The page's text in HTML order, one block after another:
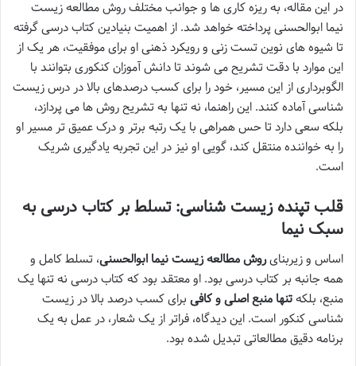
در این مقاله، به ریزه کاری ها و جوانب مختلف روش مطالعه زیست
نیما ابوالحسنی پرداخته خواهد شد. از اهمیت بنیادین کتاب درسی گرفته
تا شیوه های نوین تست زنی و رویکرد ذهنی او برای موفقیت، هر یک از
این موارد با دقت تشریح می شوند تا دانش آموزان کنکوری بتوانند با
الگوبرداری از این مسیر، خود را برای کسب درصدهای بالا در درس زیست
شناسی آماده کنند. این راهنما، نه تنها به تشریح روش ها می پردازد،
بلکه سعی دارد تا حس همراهی با یک رتبه برتر و درک عمیق تر مسیر او
را به خواننده منتقل کند، گویی او نیز در این تجربه یادگیری شریک
است.
قلب تپنده زیست شناسی: تسلط بر کتاب درسی به
سبک نیما
اساس و زیربنایروش مطالعه زیست نیما ابوالحسنی، تسلط کامل و
همه جانبه بر کتاب درسی بود. او معتقد بود که کتاب درسی نه تنها یک
منبع، بلکهتنها منبع اصلی و کافی برای کسب درصد بالا در زیست
شناسی کنکور است. این دیدگاه، فراتر از یک شعار، در عمل به یک
برنامه دقیق مطالعاتی تبدیل شده بود.